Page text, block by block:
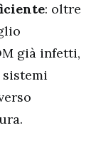
: oltre
già infetti,